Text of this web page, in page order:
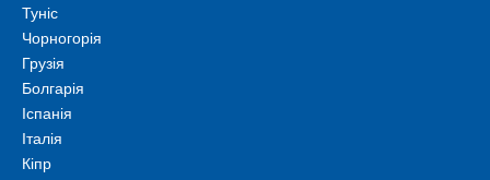
Туніс
Чорногорія
Грузія
Болгарія
Іспанія
Італія
Кіпр